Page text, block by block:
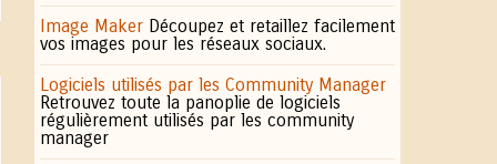
Image Maker Découpez et retaillez facilement
vos images pour les réseaux sociaux.
Logiciels utilisés par les Community Manager
Retrouvez toute la panoplie de logiciels
régulièrement utilisés par les community
manager